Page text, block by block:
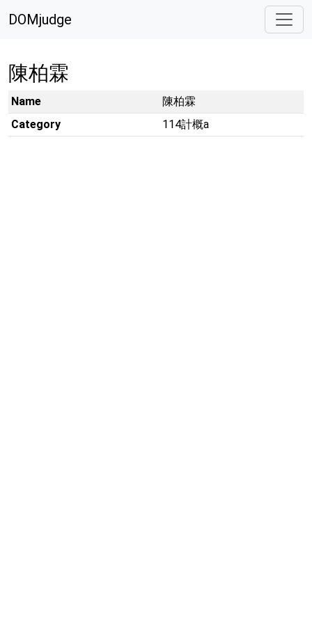
DOMjudge
陳柏霖
Name
陳柏霖
Category
114計概a